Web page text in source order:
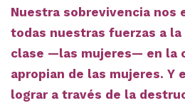
Nuestra sobrevivencia nos
todas nuestras fuerzas a
clase —las mujeres— en la
apropian de las mujeres. Y
lograr a través de la